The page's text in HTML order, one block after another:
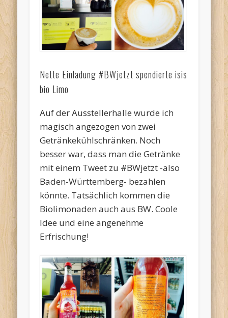
Nette Einladung #BWjetzt spendierte isis
bio Limo
Auf der Ausstellerhalle wurde ich
magisch angezogen von zwei
Getränkekühlschränken. Noch
besser war, dass man die Getränke
mit einem Tweet zu #BWjetzt -also
Baden-Württemberg- bezahlen
könnte. Tatsächlich kommen die
Biolimonaden auch aus BW. Coole
Idee und eine angenehme
Erfrischung!